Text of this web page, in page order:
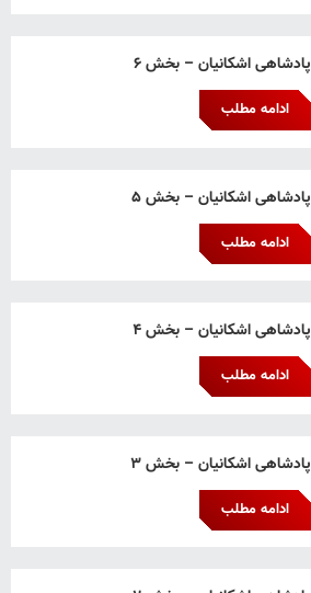
پادشاهی اشکانیان – بخش ۶
ادامه مطلب
پادشاهی اشکانیان – بخش ۵
ادامه مطلب
پادشاهی اشکانیان – بخش ۴
ادامه مطلب
پادشاهی اشکانیان – بخش ۳
ادامه مطلب